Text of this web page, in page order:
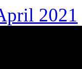
2021